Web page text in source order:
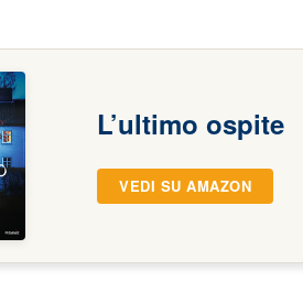
L’ultimo ospite
VEDI SU AMAZON